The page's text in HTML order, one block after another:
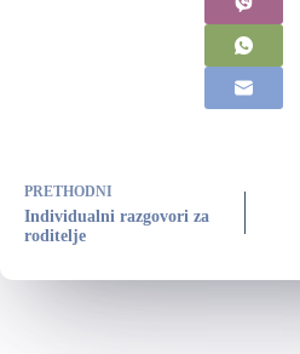
PRETHODNI
Individualni razgovori za
roditelje